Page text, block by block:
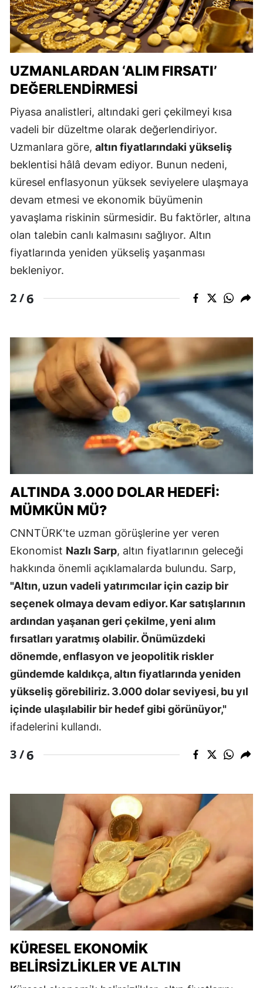
UZMANLARDAN ‘ALIM FIRSATI’
DEĞERLENDIRMESI
Piyasa analistleri, altındaki geri çekilmeyi kısa
vadeli bir düzeltme olarak değerlendiriyor.
Uzmanlara göre, altın fiyatlarındaki yükseliş
beklentisi hâlâ devam ediyor. Bunun nedeni,
küresel enflasyonun yüksek seviyelere ulaşmaya
devam etmesi ve ekonomik büyümenin
yavaşlama riskinin sürmesidir. Bu faktörler, altına
olan talebin canlı kalmasını sağlıyor. Altın
fiyatlarında yeniden yükseliş yaşanması
bekleniyor.
2 /6
ALTINDA 3.000 DOLAR HEDEFI:
MÜMKÜN MÜ?
CNNTÜRK'te uzman görüşlerine yer veren
Ekonomist Nazlı Sarp, altın fiyatlarının geleceği
hakkında önemli açıklamalarda bulundu. Sarp,
"Altın, uzun vadeli yatırımcılar için cazip bir
seçenek olmaya devam ediyor. Kar satışlarının
ardından yaşanan geri çekilme, yeni alım
fırsatları yaratmış olabilir. Önümüzdeki
dönemde, enflasyon ve jeopolitik riskler
gündemde kaldıkça, altın fiyatlarında yeniden
yükseliş görebiliriz. 3.000 dolar seviyesi, bu yıl
içinde ulaşılabilir bir hedef gibi görünüyor,"
ifadelerini kullandı.
3 /6
KÜRESEL EKONOMIK
BELIRSIZLIKLER VE ALTIN